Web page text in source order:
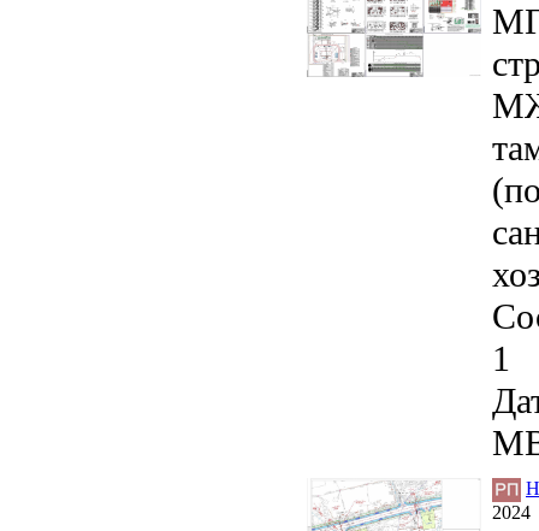
1
2024